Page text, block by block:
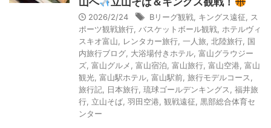
2026/2/24 Bリーグ観戦 キングス遠征
ス
ポーツ観戦旅行 バスケットボール観戦 ホテルヴィ
スキオ富山
レンタカー旅行 一人旅 北陸旅行 国
内旅行ブログ 大浴場付きホテル 富山グラウジー
ズ 富山グルメ 富山宿泊 富山旅行 富山空港 富山
観光 富山駅ホテル 富山駅前 旅行モデルコース
旅行記
日本旅行 琉球ゴールデンキングス
福井旅
行 立山そば 羽田空港 観戦遠征 黒部総合体育セ
ンター